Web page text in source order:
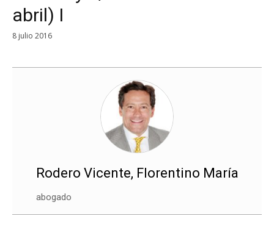
abril) I
8 julio 2016
Rodero Vicente, Florentino María
abogado